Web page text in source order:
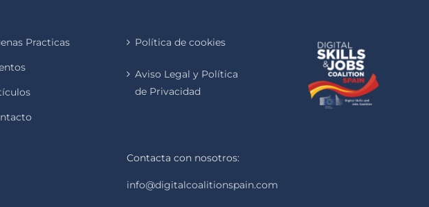
Practicas
Política de cookies
Aviso Legal y Política
de Privacidad
Contacta con nosotros:
info@digitalcoalitionspain.com